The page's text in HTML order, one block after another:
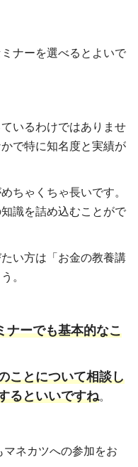
ナーを選べるとよいで
いるわけではありませ
で特に知名度と実績が
ちゃくちゃ長いです。
識を詰め込むことがで
い方は「お金の教養講
。
ナーでも基本的なこ
ことについて相談し
るといいですね。
マネカツへの参加をお